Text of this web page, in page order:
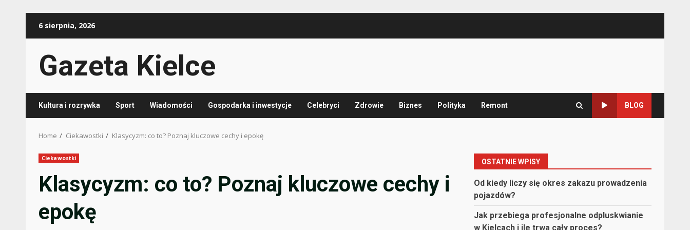
6 sierpnia, 2026
Gazeta Kielce
Kultura i rozrywka Sport Wiadomości Gospodarka i inwestycje Celebryci Zdrowie Biznes Polityka Remont BLOG
Home Ciekawostki Klasycyzm: co to? Poznaj kluczowe cechy i epokę
Ciekawostki
Klasycyzm: co to? Poznaj kluczowe cechy i
epokę
OSTATNIE WPISY
Od kiedy liczy się okres zakazu prowadzenia
pojazdów?
Jak przebiega profesjonalne odpluskwianie
w Kielcach i ile trwa cały proces?